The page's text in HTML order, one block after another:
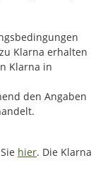
Klarna erhalten
Klarna in
den Angaben
hier. Die Klarna